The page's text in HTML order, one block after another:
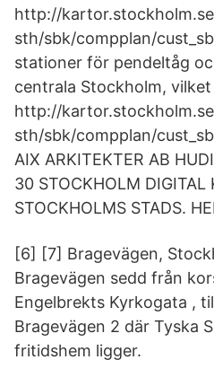
http://
sth/sbk/compplan/
stationer för pendeltåg
centrala Stockholm, vilket
http://
sth/sbk/compplan/
AIX ARKITEKTER AB
30 STOCKHOLM DIGITAL
STOCKHOLMS STADS.
[6] [7] Bragevägen,
Bragevägen sedd från
Engelbrekts Kyrkogata ,
Bragevägen 2 där Tyska
fritidshem ligger.